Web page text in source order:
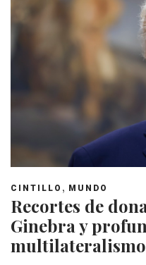
CINTILLO , MUNDO
Recortes de
Ginebra y
multilateralismo